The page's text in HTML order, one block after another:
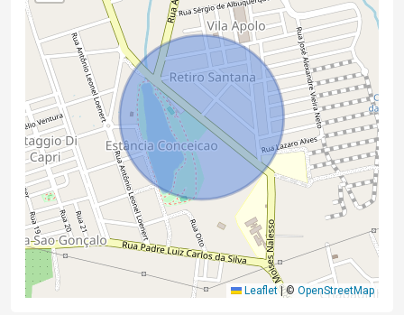
Leaflet |© OpenStreetMap